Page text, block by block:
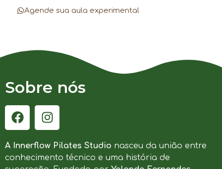
Agende sua aula experimental
Sobre nós
A Innerflow Pilates Studio nasceu da união entre
conhecimento técnico e uma história de